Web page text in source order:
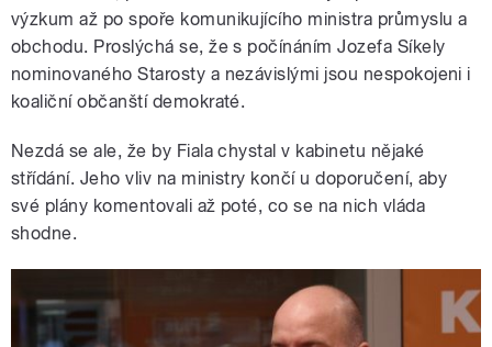
výzkum až po spoře komunikujícího ministra průmyslu a
obchodu. Proslýchá se, že s počínáním Jozefa Síkely
nominovaného Starosty a nezávislými jsou nespokojeni i
koaliční občanští demokraté.
Nezdá se ale, že by Fiala chystal v kabinetu nějaké
střídání. Jeho vliv na ministry končí u doporučení, aby
své plány komentovali až poté, co se na nich vláda
shodne.